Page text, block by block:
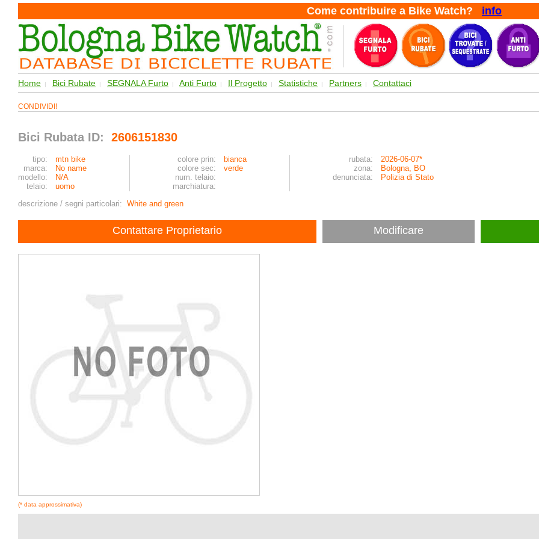
Come contribuire a Bike Watch? info
Home | Bici Rubate | SEGNALA Furto | Anti Furto | Il Progetto | Statistiche | Partners | Contattaci
CONDIVIDI!
Bici Rubata ID: 2606151830
tipo: mtn bike colore prin: bianca rubata:
2026-06-07*
marca:
No name colore sec: verde zona:
Bologna, BO
modello:
N/A num. telaio: denunciata:
Polizia di Stato
telaio:
uomo
marchiatura:
descrizione / segni particolari: White and green
Contattare Proprietario Modificare
(* data approssimativa)